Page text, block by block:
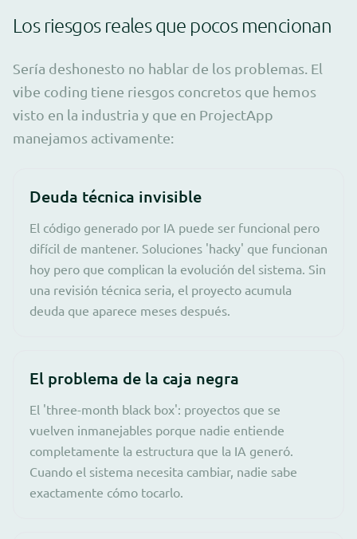
Los riesgos reales que pocos mencionan
Sería deshonesto no hablar de los problemas. El
vibe coding tiene riesgos concretos que hemos
visto en la industria y que en ProjectApp
manejamos activamente:
Deuda técnica invisible
El código generado por IA puede ser funcional pero
difícil de mantener. Soluciones 'hacky' que funcionan
hoy pero que complican la evolución del sistema. Sin
una revisión técnica seria, el proyecto acumula
deuda que aparece meses después.
El problema de la caja negra
El 'three-month black box': proyectos que se
vuelven inmanejables porque nadie entiende
completamente la estructura que la IA generó.
Cuando el sistema necesita cambiar, nadie sabe
exactamente cómo tocarlo.